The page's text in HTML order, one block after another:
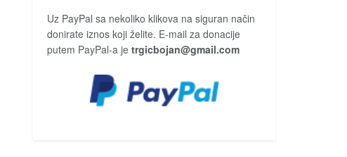
Uz PayPal sa nekoliko klikova na siguran način
donirate iznos koji želite. E-mail za donacije
putem PayPal-a je trgicbojan@gmail.com